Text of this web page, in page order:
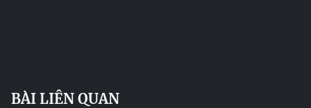
BÀI LIÊN QUAN